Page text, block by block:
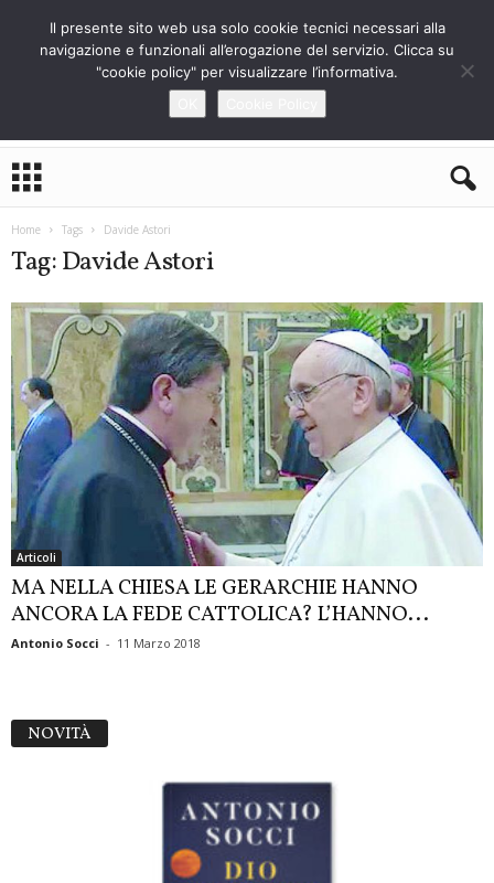
S
Home Tags Davide Astori
Tag: Davide Astori
Articoli
MA NELLA CHIESA LE GERARCHIE HANNO
ANCORA LA FEDE CATTOLICA? L’HANNO...
Antonio Socci - 11 Marzo 2018
NOVITÀ
Il presente sito web usa solo cookie tecnici necessari alla
navigazione e funzionali all’erogazione del servizio. Clicca su
"cookie policy" per visualizzare l’informativa.